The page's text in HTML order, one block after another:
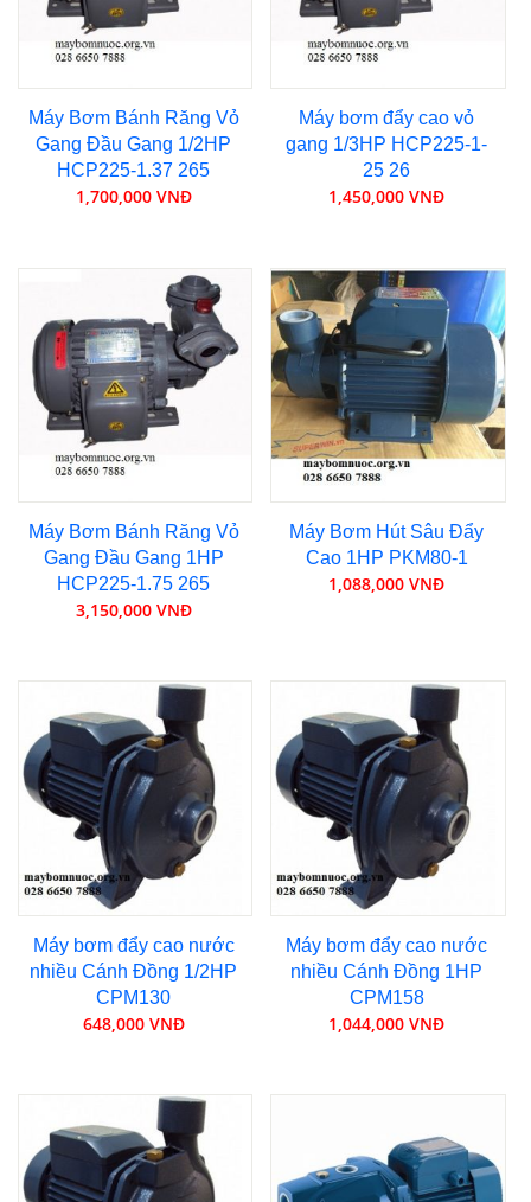
Máy Bơm Bánh Răng Vỏ
Gang Đầu Gang 1/2HP
HCP225-1.37 265
1,700,000 VNĐ
Máy bơm đẩy cao vỏ
gang 1/3HP HCP225-1-
25 26
1,450,000 VNĐ
Máy Bơm Bánh Răng Vỏ
Gang Đầu Gang 1HP
HCP225-1.75 265
3,150,000 VNĐ
Máy Bơm Hút Sâu Đẩy
Cao 1HP PKM80-1
1,088,000 VNĐ
Máy bơm đẩy cao nước
nhiều Cánh Đồng 1/2HP
CPM130
648,000 VNĐ
Máy bơm đẩy cao nước
nhiều Cánh Đồng 1HP
CPM158
1,044,000 VNĐ